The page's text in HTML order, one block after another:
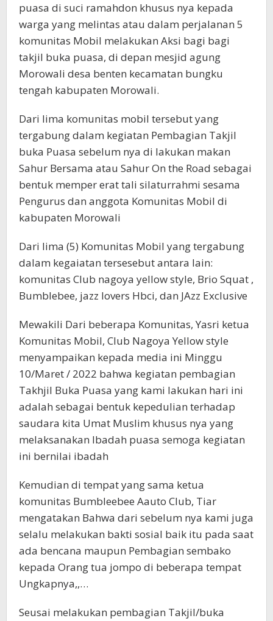
puasa di suci ramahdon khusus nya kepada
warga yang melintas atau dalam perjalanan 5
komunitas Mobil melakukan Aksi bagi bagi
takjil buka puasa, di depan mesjid agung
Morowali desa benten kecamatan bungku
tengah kabupaten Morowali.
Dari lima komunitas mobil tersebut yang
tergabung dalam kegiatan Pembagian Takjil
buka Puasa sebelum nya di lakukan makan
Sahur Bersama atau Sahur On the Road sebagai
bentuk memper erat tali silaturrahmi sesama
Pengurus dan anggota Komunitas Mobil di
kabupaten Morowali
Dari lima (5) Komunitas Mobil yang tergabung
dalam kegaiatan tersesebut antara lain:
komunitas Club nagoya yellow style, Brio Squat ,
Bumblebee, jazz lovers Hbci, dan JAzz Exclusive
Mewakili Dari beberapa Komunitas, Yasri ketua
Komunitas Mobil, Club Nagoya Yellow style
menyampaikan kepada media ini Minggu
10/Maret / 2022 bahwa kegiatan pembagian
Takhjil Buka Puasa yang kami lakukan hari ini
adalah sebagai bentuk kepedulian terhadap
saudara kita Umat Muslim khusus nya yang
melaksanakan Ibadah puasa semoga kegiatan
ini bernilai ibadah
Kemudian di tempat yang sama ketua
komunitas Bumbleebee Aauto Club, Tiar
mengatakan Bahwa dari sebelum nya kami juga
selalu melakukan bakti sosial baik itu pada saat
ada bencana maupun Pembagian sembako
kepada Orang tua jompo di beberapa tempat
Ungkapnya,,…
Seusai melakukan pembagian Takjil/buka